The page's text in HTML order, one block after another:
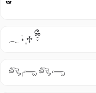
𓂃 ࣪˖ ִֶ♱ ྀིྀ
𓀐𓂺 𓀐𓂸